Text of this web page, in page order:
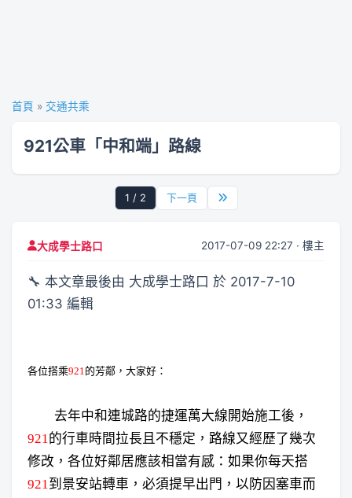
首頁 » 交通共乘
921公車「中和端」路線
1 / 2 下一頁
大成學士路口 2017-07-09 22:27 · 樓主
🔧 本文章最後由 大成學士路口 於 2017-7-10
01:33 編輯
各位搭乘921 的芳鄰，大家好：
去年中和連城路的捷運萬大線開始施工後，
921 的行車時間拉長且不穩定，路線又經歷了幾次
修改，各位好鄰居應該相當有感：如果你每天搭
921 到景安站轉車，必須提早出門，以防因塞車而